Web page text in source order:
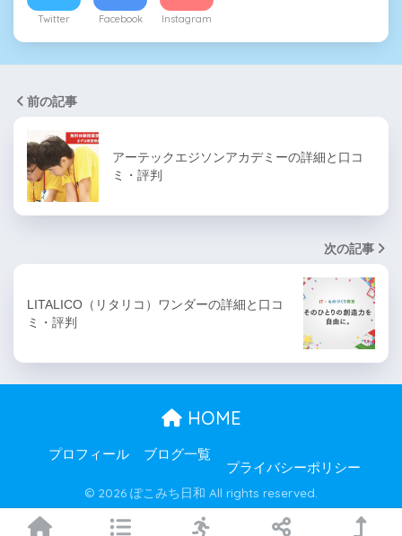
Twitter Facebook Instagram
前の記事
アーテックエジソンアカデミーの詳細と口コ
ミ・評判
次の記事
LITALICO（リタリコ）ワンダーの詳細と口コ
ミ・評判
HOME
プロフィール
ブログ一覧
プライバシーポリシー
© 2026 ぽこみち日和 All rights reserved.